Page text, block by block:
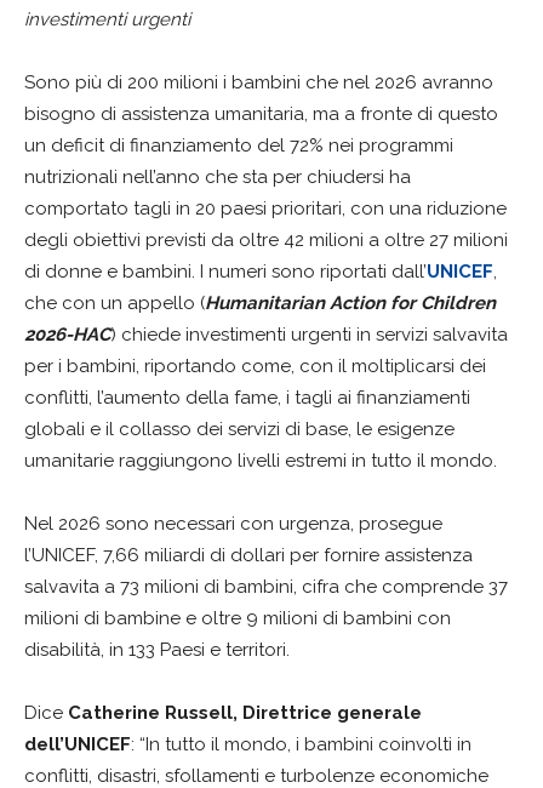
investimenti urgenti
Sono più di 200 milioni i bambini che nel 2026 avranno
bisogno di assistenza umanitaria, ma a fronte di questo
un deficit di finanziamento del 72% nei programmi
nutrizionali nell’anno che sta per chiudersi ha
comportato tagli in 20 paesi prioritari, con una riduzione
degli obiettivi previsti da oltre 42 milioni a oltre 27 milioni
di donne e bambini. I numeri sono riportati dall’UNICEF,
che con un appello (Humanitarian Action for Children
2026-HAC) chiede investimenti urgenti in servizi salvavita
per i bambini, riportando come, con il moltiplicarsi dei
conflitti, l’aumento della fame, i tagli ai finanziamenti
globali e il collasso dei servizi di base, le esigenze
umanitarie raggiungono livelli estremi in tutto il mondo.
Nel 2026 sono necessari con urgenza, prosegue
l’UNICEF, 7,66 miliardi di dollari per fornire assistenza
salvavita a 73 milioni di bambini, cifra che comprende 37
milioni di bambine e oltre 9 milioni di bambini con
disabilità, in 133 Paesi e territori.
Dice Catherine Russell, Direttrice generale
dell’UNICEF: “In tutto il mondo, i bambini coinvolti in
conflitti, disastri, sfollamenti e turbolenze economiche